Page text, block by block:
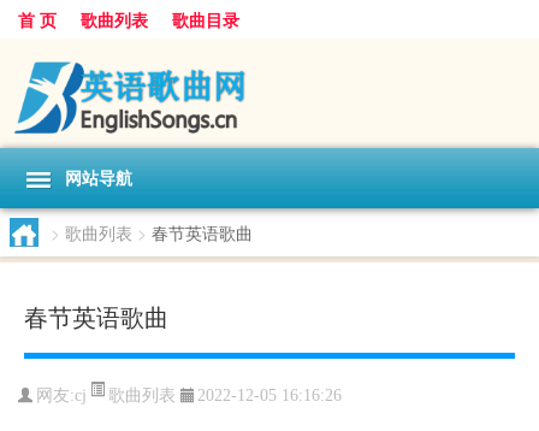
首 页 歌曲列表 歌曲目录
网站导航
> 歌曲列表 > 春节英语歌曲
春节英语歌曲
网友:cj 歌曲列表 2022-12-05 16:16:26